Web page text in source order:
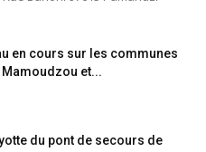
en cours sur les communes
et...
du pont de secours de